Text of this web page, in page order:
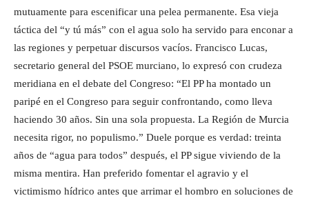
mutuamente para escenificar una pelea permanente. Esa vieja
táctica del “y tú más” con el agua solo ha servido para enconar a
las regiones y perpetuar discursos vacíos. Francisco Lucas,
secretario general del PSOE murciano, lo expresó con crudeza
meridiana en el debate del Congreso: “El PP ha montado un
paripé en el Congreso para seguir confrontando, como lleva
haciendo 30 años. Sin una sola propuesta. La Región de Murcia
necesita rigor, no populismo.” Duele porque es verdad: treinta
años de “agua para todos” después, el PP sigue viviendo de la
misma mentira. Han preferido fomentar el agravio y el
victimismo hídrico antes que arrimar el hombro en soluciones de